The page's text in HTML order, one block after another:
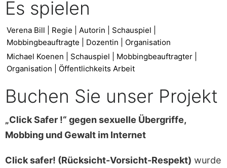
Es spielen
Verena Bill | Regie | Autorin | Schauspiel |
Mobbingbeauftragte | Dozentin | Organisation
Michael Koenen | Schauspiel | Mobbingbeauftragter |
Organisation | Öffentlichkeits Arbeit
Buchen Sie unser Projekt
„Click Safer !“ gegen sexuelle Übergriffe,
Mobbing und Gewalt im Internet
Click safer! (Rücksicht-Vorsicht-Respekt) wurde